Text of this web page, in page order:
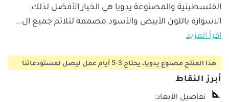
الفلسطينية والمصنوعة يدويا هي الخيار الأفضل لذلك.
الاسوارة باللون الأبيض والأسود مصممة لتلائم جميع ال...
اقرأ المزيد
هذا المنتج مصنوع يدويا، يحتاج 3-5 أيام عمل ليصل لمستودعاتنا
أبرز النقاط
تفاصيل الأبعاد: